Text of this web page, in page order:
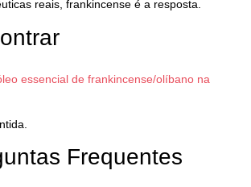
reais, frankincense é a resposta.
essencial de frankincense/olíbano na
Frequentes